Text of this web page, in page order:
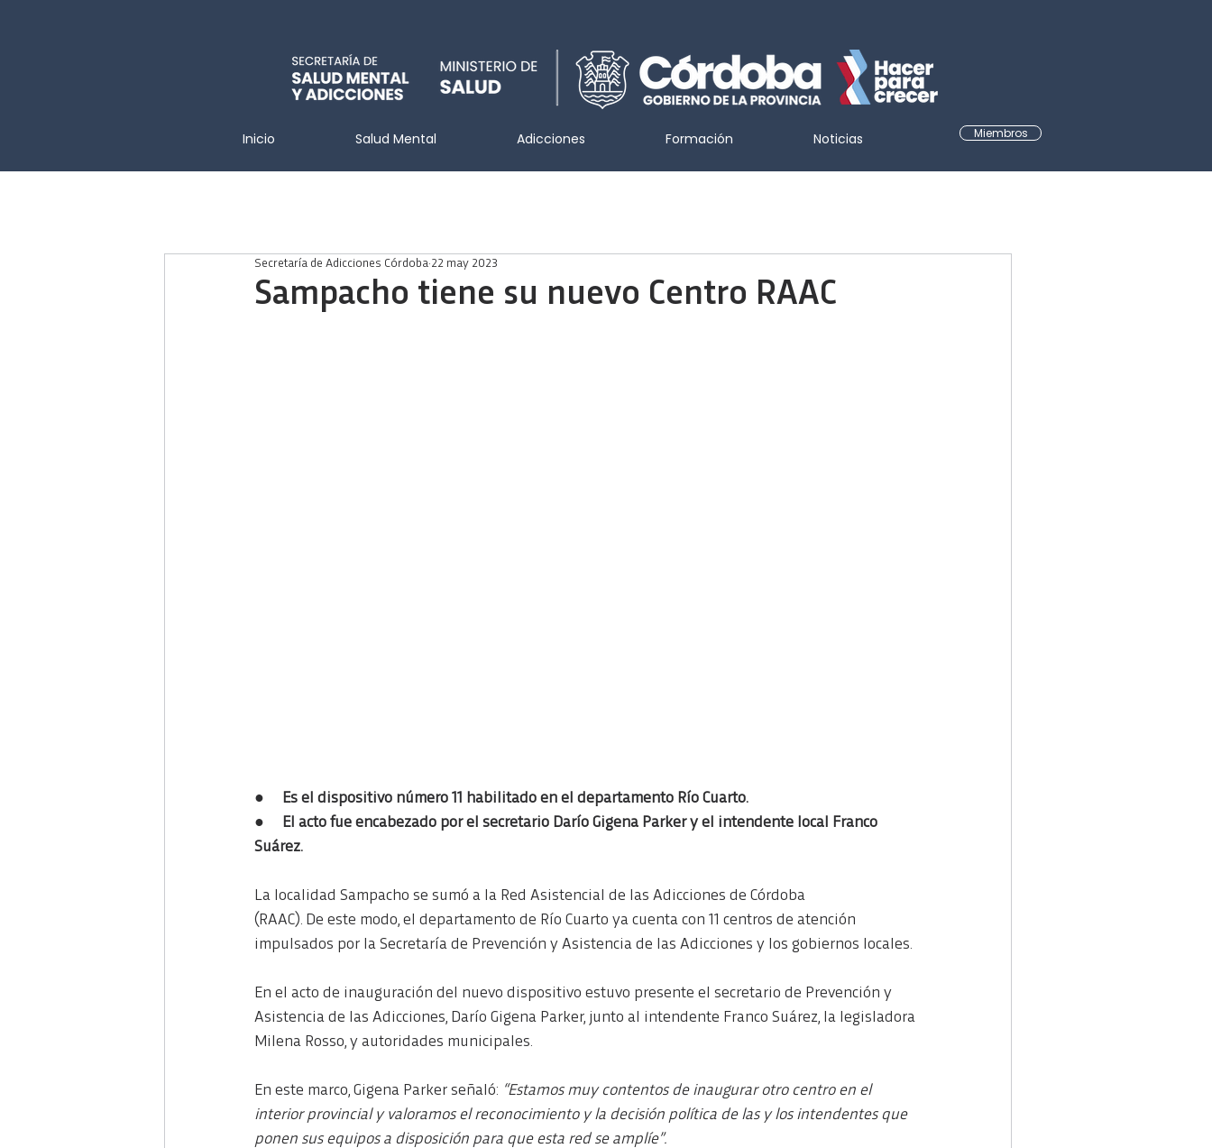
Inicio Salud Mental Adicciones Formación Noticias Miembros
Sampacho tiene su nuevo Centro RAAC
Secretaría de Adicciones Córdoba 22 may 2023
●
Es el dispositivo número 11 habilitado en el departamento Río Cuarto.
●
El acto fue encabezado por el secretario Darío Gigena Parker y el intendente local Franco
Suárez.
La localidad Sampacho se sumó a la Red Asistencial de las Adicciones de Córdoba
(RAAC). De este modo, el departamento de Río Cuarto ya cuenta con 11 centros de atención
impulsados por la Secretaría de Prevención y Asistencia de las Adicciones y los gobiernos locales.
En el acto de inauguración del nuevo dispositivo estuvo presente el secretario de Prevención y
Asistencia de las Adicciones, Darío Gigena Parker, junto al intendente Franco Suárez, la legisladora
Milena Rosso, y autoridades municipales.
En este marco, Gigena Parker señaló: “Estamos muy contentos de inaugurar otro centro en el
interior provincial y valoramos el reconocimiento y la decisión política de las y los intendentes que
ponen sus equipos a disposición para que esta red se amplíe”.